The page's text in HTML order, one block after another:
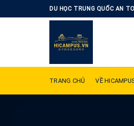
to
DU HỌC TRUNG QUỐC AN
TRANG CHỦ VỀ